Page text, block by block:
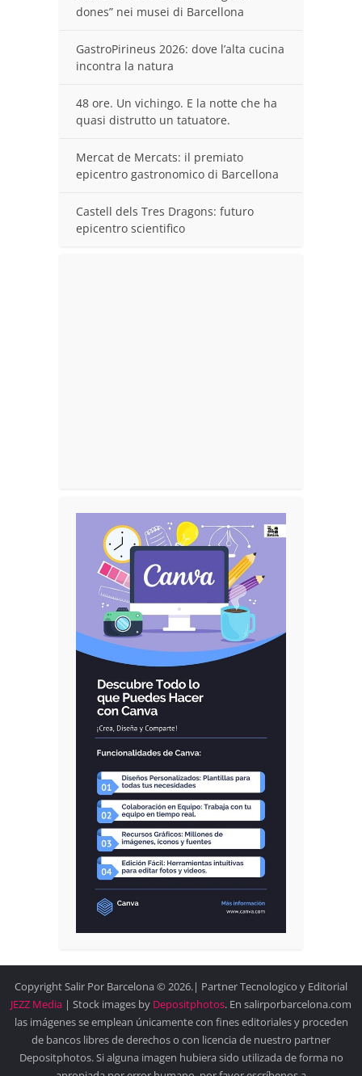
dones” nei musei di Barcellona
GastroPirineus 2026: dove l’alta cucina
incontra la natura
48 ore. Un vichingo. E la notte che ha
quasi distrutto un tatuatore.
Mercat de Mercats: il premiato
epicentro gastronomico di Barcellona
Castell dels Tres Dragons: futuro
epicentro scientifico
Copyright Salir Por Barcelona © 2026.| Partner Tecnologico y Editorial
JEZZ Media | Stock images by Depositphotos. En salirporbarcelona.com
las imágenes se emplean únicamente con fines editoriales y proceden
de bancos libres de derechos o con licencia de nuestro partner
Depositphotos. Si alguna imagen hubiera sido utilizada de forma no